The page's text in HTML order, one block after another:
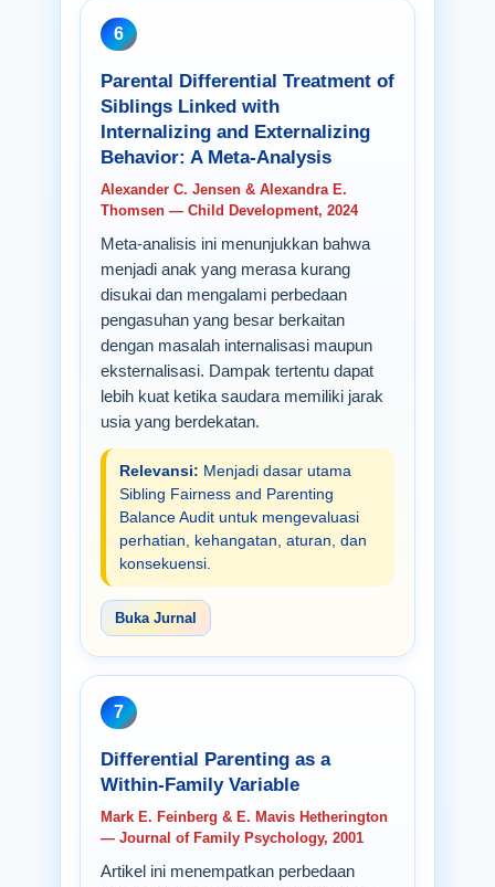
6
Parental Differential Treatment of
Siblings Linked with
Internalizing and Externalizing
Behavior: A Meta-Analysis
Alexander C. Jensen & Alexandra E.
Thomsen — Child Development, 2024
Meta-analisis ini menunjukkan bahwa
menjadi anak yang merasa kurang
disukai dan mengalami perbedaan
pengasuhan yang besar berkaitan
dengan masalah internalisasi maupun
eksternalisasi. Dampak tertentu dapat
lebih kuat ketika saudara memiliki jarak
usia yang berdekatan.
Relevansi: Menjadi dasar utama
Sibling Fairness and Parenting
Balance Audit untuk mengevaluasi
perhatian, kehangatan, aturan, dan
konsekuensi.
Buka Jurnal
7
Differential Parenting as a
Within-Family Variable
Mark E. Feinberg & E. Mavis Hetherington
— Journal of Family Psychology, 2001
Artikel ini menempatkan perbedaan